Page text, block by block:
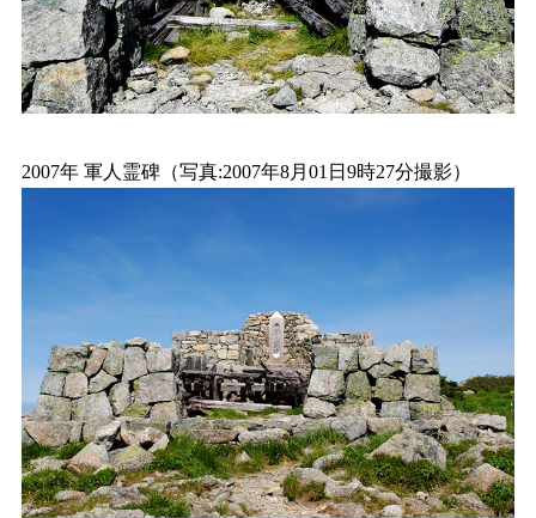
2007年 軍人霊碑（写真:2007年8月01日9時27分撮影）